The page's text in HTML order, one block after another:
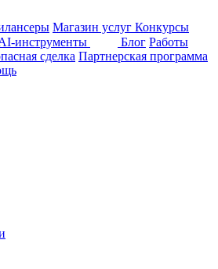
Магазин услуг Конкурсы
инструменты Блог Работы
сделка Партнерская программа